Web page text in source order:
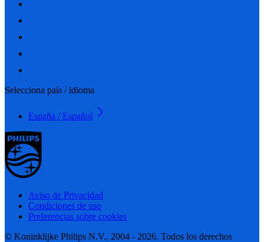
Selecciona país / idioma
España / Español
Aviso de Privacidad
Condiciones de uso
Preferencias sobre cookies
© Koninklijke Philips N.V., 2004 - 2026. Todos los derechos